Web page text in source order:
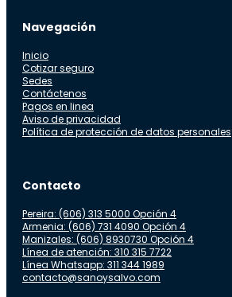
Navegación
Inicio
Cotizar seguro
Sedes
Contáctenos
Pagos en linea
Aviso de privacidad
Política de protección de datos personales
Contacto
Pereira: (606) 313 5000 Opción 4
Armenia: (606) 731 4090 Opción 4
Manizales: (606) 8930730 Opción 4
Línea de atención: 310 315 7722
Línea Whatsapp: 311 344 1989
contacto@sanoysalvo.com